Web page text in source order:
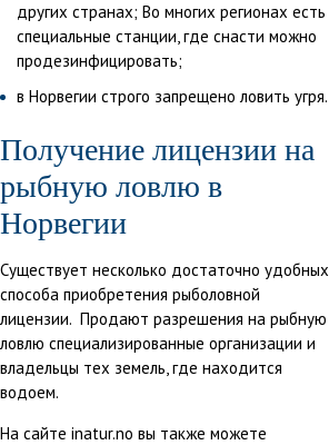
других странах; Во многих регионах есть
специальные станции, где снасти можно
продезинфицировать;
в Норвегии строго запрещено ловить угря.
Получение лицензии на
рыбную ловлю в
Норвегии
Существует несколько достаточно удобных
способа приобретения рыболовной
лицензии. Продают разрешения на рыбную
ловлю специализированные организации и
владельцы тех земель, где находится
водоем.
На сайте inatur.no вы также можете